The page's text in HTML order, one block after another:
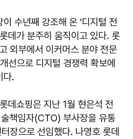
수년째 강조해 온 ‘디지털 전
데가 분주히 움직이고 있다. 롯
외부에서 이커머스 분야 전문
선으로 디지털 경쟁력 확보에
다.
데쇼핑은 지난 1월 현은석 전
책임자(CTO) 부사장을 유통
장으로 선임했다. 나영호 롯데